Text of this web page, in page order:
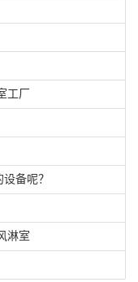
厂
备呢？
淋室